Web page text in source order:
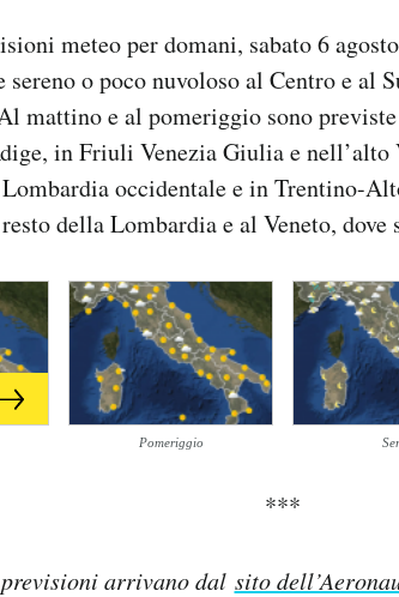
meteo per domani, sabato 6
sereno o poco nuvoloso al Centro e al
mattino e al pomeriggio sono
in Friuli Venezia Giulia e nell’alto
occidentale e in Trentino-
della Lombardia e al Veneto,
Pomeriggio
***
previsioni arrivano dal sito